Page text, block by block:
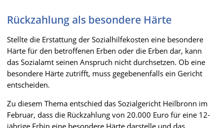
Rückzahlung als besondere Härte
Stellte die Erstattung der Sozialhilfekosten eine besondere
Härte für den betroffenen Erben oder die Erben dar, kann
das Sozialamt seinen Anspruch nicht durchsetzen. Ob eine
besondere Härte zutrifft, muss gegebenenfalls ein Gericht
entscheiden.
Zu diesem Thema entschied das Sozialgericht Heilbronn im
Februar, dass die Rückzahlung von 20.000 Euro für eine 12-
jährige Erbin eine besondere Härte darstelle und das